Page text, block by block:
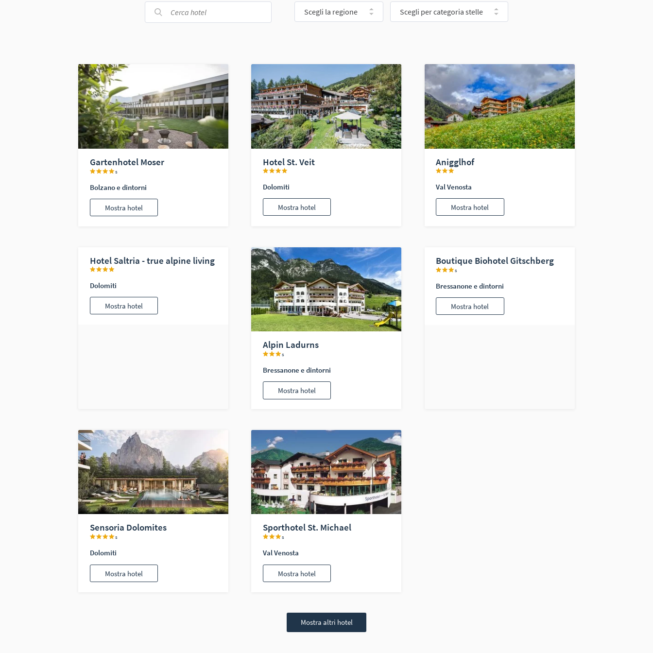
Scegli la regione Scegli per categoria stelle
Gartenhotel Moser
s
Bolzano e dintorni
Mostra hotel
Hotel St. Veit
Dolomiti
Mostra hotel
Anigglhof
Val Venosta
Mostra hotel
Hotel Saltria - true alpine living
Dolomiti
Mostra hotel
Alpin Ladurns
s
Bressanone e dintorni
Mostra hotel
Boutique Biohotel Gitschberg
s
Bressanone e dintorni
Mostra hotel
Sensoria Dolomites
s
Dolomiti
Mostra hotel
Sporthotel St. Michael
s
Val Venosta
Mostra hotel
Mostra altri hotel